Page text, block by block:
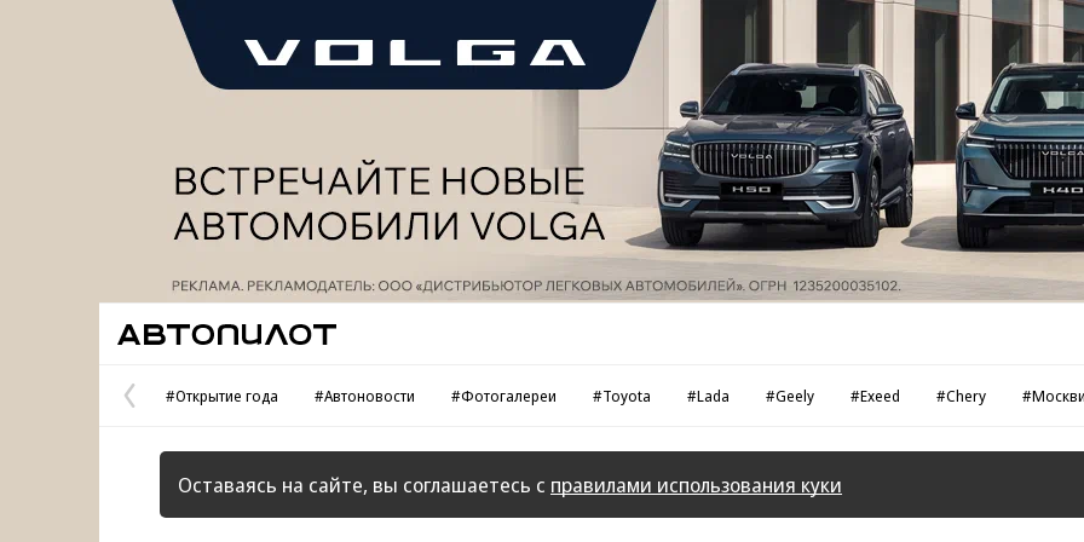
Предыдущая
страница
#Открытие года #Автоновости #Фотогалереи #Toyota #Lada #Geely #Exeed #Chery
Оставаясь на сайте, вы соглашаетесь с правилами использования куки